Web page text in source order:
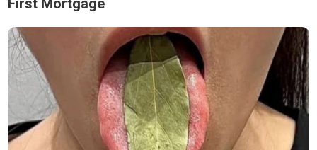
First Mortgage